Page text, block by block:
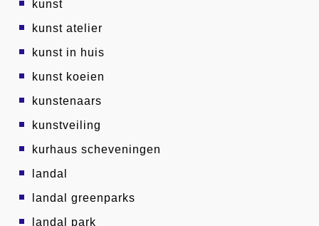
kunst
kunst atelier
kunst in huis
kunst koeien
kunstenaars
kunstveiling
kurhaus scheveningen
landal
landal greenparks
landal park